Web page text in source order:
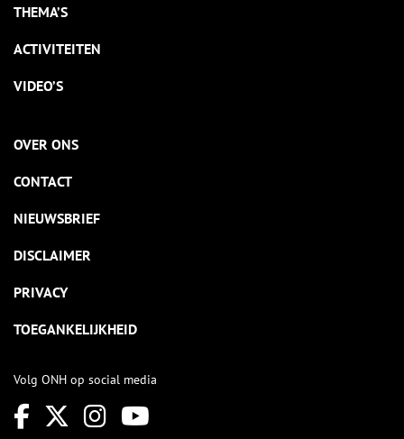
THEMA’S
ACTIVITEITEN
VIDEO’S
OVER ONS
CONTACT
NIEUWSBRIEF
DISCLAIMER
PRIVACY
TOEGANKELIJKHEID
Volg ONH op social media